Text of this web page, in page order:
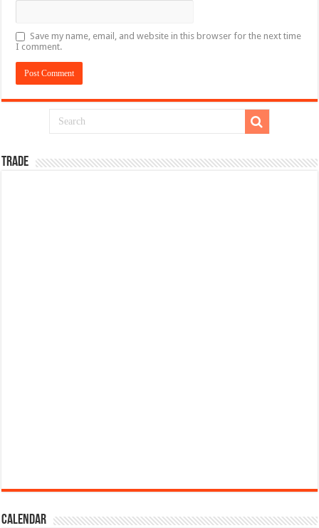
Save my name, email, and website in this browser for the next time
I comment.
TRADE
Calendar